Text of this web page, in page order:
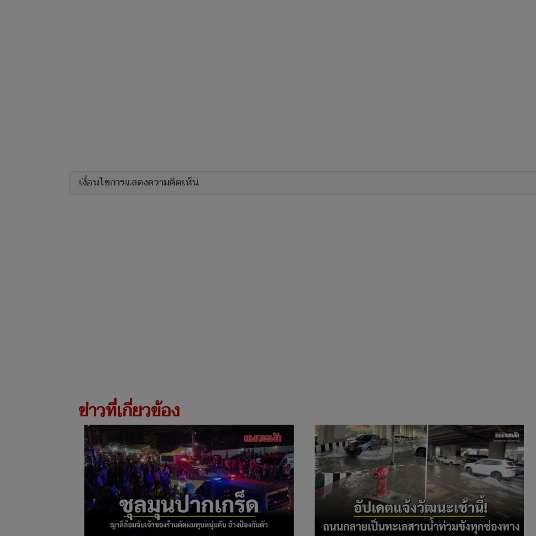
เงื่อนไขการแสดงความคิดเห็น
ข่าวที่เกี่ยวข้อง